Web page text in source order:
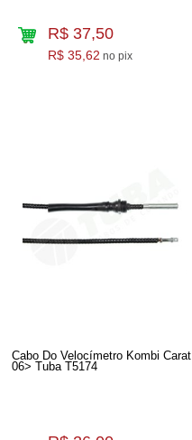
R$ 37,50
R$ 35,62 no pix
Cabo Do Velocímetro Kombi Carat
06> Tuba T5174